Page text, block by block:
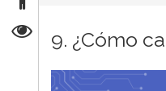
9. ¿Cómo